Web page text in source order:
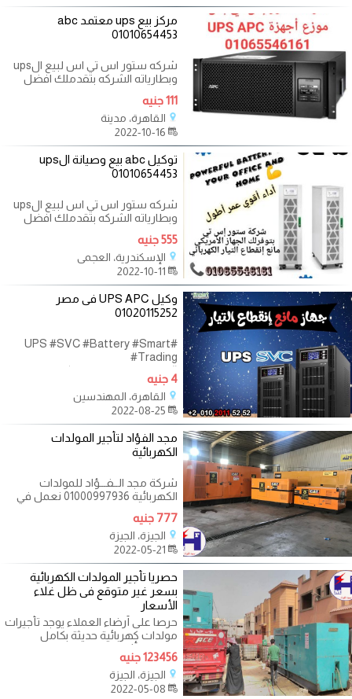
مركز بيع ups معتمد abc
01010654453
شركه ستور اس تي اس لبيع الups
وبطارياته الشركه بتقدملك افضل
منتج باقل سعر للتواصل اررضي
33025287
111 جنيه
القاهرة، مدينة
توكيل abc بيع وصيانة الups
01010654453
شركه ستور اس تي اس لبيع الups
وبطارياته الشركه بتقدملك افضل
منتج باقل سعر للتواصل اررضي
33025287
555 جنيه
الإسكندرية، العجمي
وكيل UPS APC فى مصر
01020115252
#UPS #SVC #Battery #Smart
#Trading
#سمارت_للتجارة_والتوكيلات سمارت
بتقدم لعملائها جهاز مانع إنقطاع
التيار
4 جنيه
القاهرة، المهندسين
مجد الفؤاد لتأجير المولدات
الكهربائية
شركة مجد الــفـــؤاد للمولدات
الكهربائية 01000997936 نعمل في
مجال إيجار وصيانة المولدات
الكهربائية
777 جنيه
الجيزة، الجيزة
حصريا تأجير المولدات الكهربائية
بسعر غير متوقع فى ظل غلاء
الأسعار
حرصا على أرضاء العملاء يوجد تأجيرات
مولدات كهربائية حديثة بكامل
خدماتها أثناء فترة التعاقد ووجود
123456 جنيه
الجيزة، الجيزة